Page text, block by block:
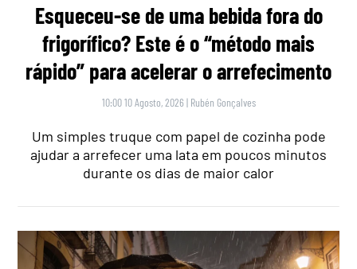
Esqueceu-se de uma bebida fora do
frigorífico? Este é o “método mais
rápido” para acelerar o arrefecimento
10:00 10 Agosto, 2026 | Rubén Gonçalves
Um simples truque com papel de cozinha pode
ajudar a arrefecer uma lata em poucos minutos
durante os dias de maior calor